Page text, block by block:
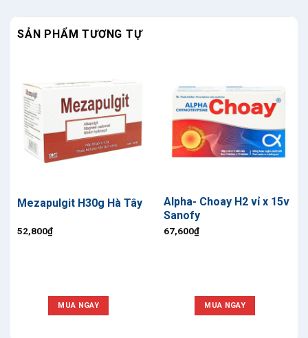
SẢN PHẨM TƯƠNG TỰ
Mezapulgit H30g Hà Tây
52,800₫
MUA NGAY
Alpha- Choay H2 vỉ x 15v
Sanofy
67,600₫
MUA NGAY